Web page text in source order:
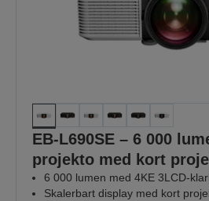
EB-L690SE – 6 000
projekto med kort
6 000 lumen med 4KE 3LCD-
Skalerbart display med kort